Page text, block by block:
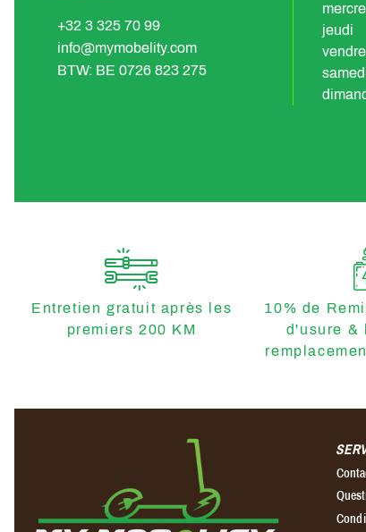
+32 3 325 70 99
info@mymobelity.com
BTW: BE 0726 823 275
jeudi
Entretien gratuit après les
premiers 200 KM
10% de
d'usure &